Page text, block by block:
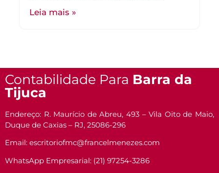
Leia mais »
Contabilidade Para Barra da
Tijuca
Endereço: R. Maurício de Abreu, 493 – Vila Oito de Maio,
Duque de Caxias – RJ, 25086-296
Email: escritoriofmc@francelmenezes.com
WhatsApp Empresarial: (21) 97254-3286